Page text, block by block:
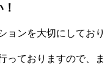
ョンを大切にしており
っておりますので、ま